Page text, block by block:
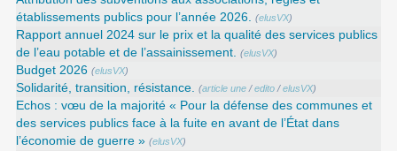
établissements publics pour l’année 2026.
(elusVX)
Rapport annuel 2024 sur le prix et la qualité des services publics
de l’eau potable et de l’assainissement.
(elusVX)
Budget 2026 (elusVX)
Solidarité, transition, résistance. (article une /edito /elusVX)
Echos : vœu de la majorité « Pour la défense des communes et
des services publics face à la fuite en avant de l’État dans
l’économie de guerre » (elusVX)